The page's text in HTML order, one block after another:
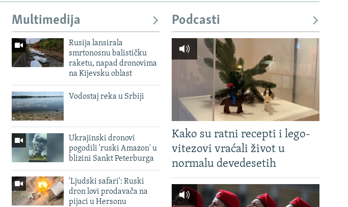
Multimedija
Rusija lansirala
smrtonosnu balističku
raketu, napad dronovima
na Kijevsku oblast
Vodostaj reka u Srbiji
Ukrajinski dronovi
pogodili 'ruski Amazon' u
blizini Sankt Peterburga
'Ljudski safari': Ruski
dron lovi prodavača na
pijaci u Hersonu
Podcasti
Kako su ratni recepti i lego-
vitezovi vraćali život u
normalu devedesetih